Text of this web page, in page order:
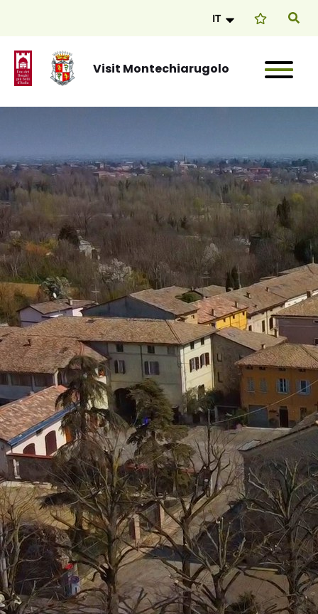
IT
Visit Montechiarugolo